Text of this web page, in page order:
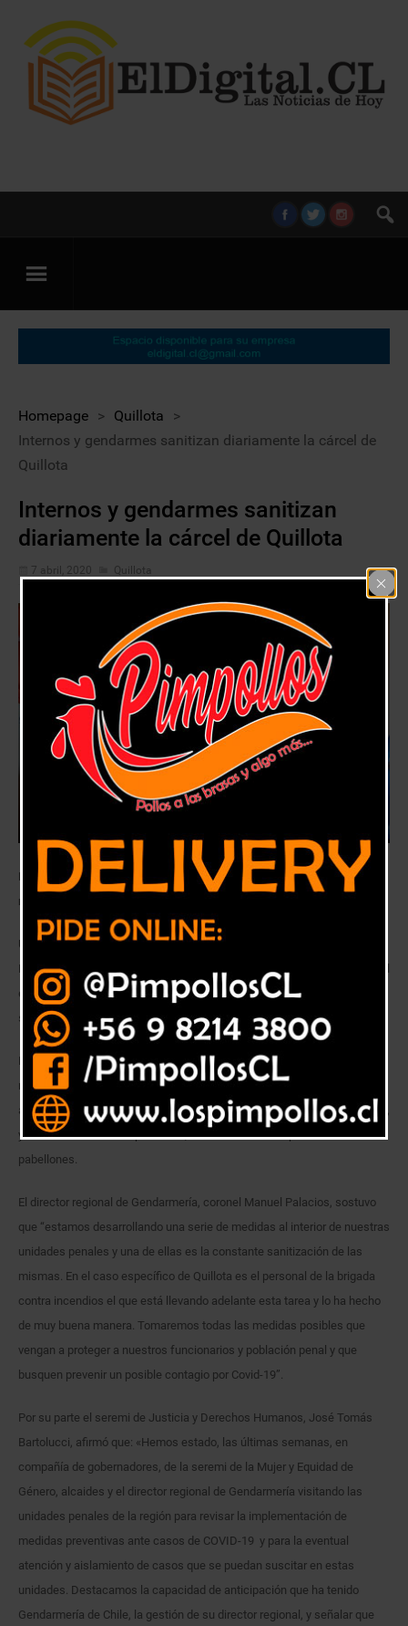
Homepage > Quillota
>
Internos y gendarmes sanitizan diariamente la cárcel de
Quillota
Internos y gendarmes sanitizan
diariamente la cárcel de Quillota
7 abril, 2020 Quillota
Equipo de la brigada contra incendios de la unidad es el encargado de
realizar la desinfección.
Una vez desencerrada la población penal del Centro de Detención
Preventiva (CDP) de Quillota, el equipo de la brigada contra incendios del
establecimiento penitenciario comienza a realizar la labor de
sanitización de los pabellones donde pernoctan los privados de libertad.
La tarea que realizan internos y gendarmes incluye la totalidad del
recinto: cuadras del personal uniformado, oficinas, dependencias que
albergan a la población femenina, pasillos, patio de visitas, etc. Además,
y una vez encerrada la población, se desinfectan los patios de los
pabellones.
El director regional de Gendarmería, coronel Manuel Palacios, sostuvo
que “estamos desarrollando una serie de medidas al interior de nuestras
unidades penales y una de ellas es la constante sanitización de las
mismas. En el caso específico de Quillota es el personal de la brigada
contra incendios el que está llevando adelante esta tarea y lo ha hecho
de muy buena manera. Tomaremos todas las medidas posibles que
vengan a proteger a nuestros funcionarios y población penal y que
busquen prevenir un posible contagio por Covid-19”.
Por su parte el seremi de Justicia y Derechos Humanos, José Tomás
Bartolucci, afirmó que: «Hemos estado, las últimas semanas, en
compañía de gobernadores, de la seremi de la Mujer y Equidad de
Género, alcaides y el director regional de Gendarmería visitando las
unidades penales de la región para revisar la implementación de
medidas preventivas ante casos de COVID-19 y para la eventual
atención y aislamiento de casos que se puedan suscitar en estas
unidades. Destacamos la capacidad de anticipación que ha tenido
Gendarmería de Chile, la gestión de su director regional, y señalar que